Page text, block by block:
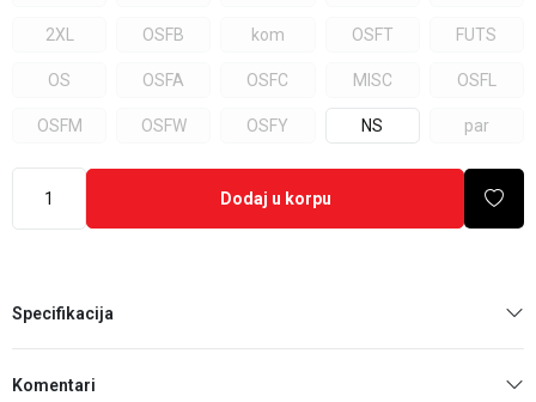
2XL OSFB kom OSFT FUTS
OS OSFA OSFC MISC OSFL
OSFM OSFW OSFY NS par
Dodaj u korpu
Specifikacija
Komentari